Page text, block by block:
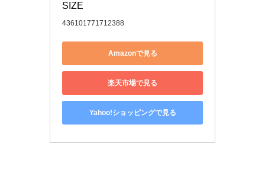
SIZE
436101771712388
Amazonで見る
楽天市場で見る
Yahoo!ショッピングで見る